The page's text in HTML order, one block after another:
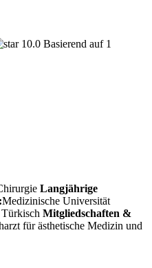
10.0 Basierend auf 1
Langjährige
Medizinische Universität
Mitgliedschaften &
für ästhetische Medizin und